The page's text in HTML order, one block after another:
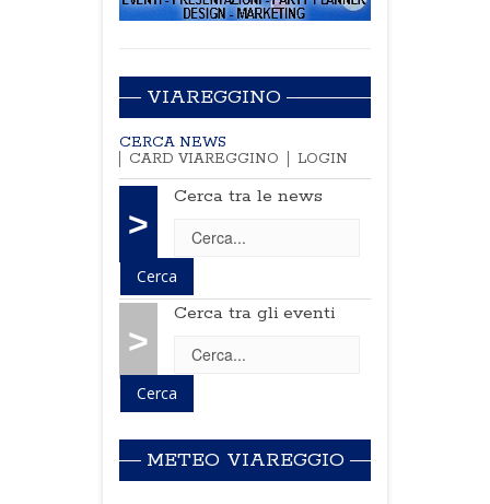
VIAREGGINO
CERCA NEWS
CARD VIAREGGINO
LOGIN
>
Cerca tra le news
>
Cerca tra gli eventi
METEO VIAREGGIO